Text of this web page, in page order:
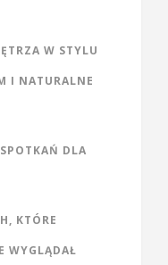
W STYLU
I NATURALNE
DLA
KTÓRE
WYGLĄDAŁ